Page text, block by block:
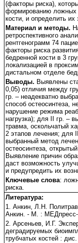
(факторы риска),
формированию ложных
кости, и определить их
Материал и методы.
ретроспективного
рентгенограмм 74
факторы риска
бедренной кости в 3
локализацией в
дистальном отделе
Выводы. Выявлены
0,05) отличия между
гр. – неадекватно
способ остеосинтеза,
нарушение режима
нагрузка); для ІІ гр. –
травма, оскольчатый
2 этапов лечения; для
выбранный метод
остеосинтеза,
Выявление причин
даст возможность
и предупредить их
Ключевые слова:
риска.
Литература:
1. Анкин, Л.Н.
Анкин. - М. :
2. Арсеньев, И.Г.
деградируемых
трубчатых костей :